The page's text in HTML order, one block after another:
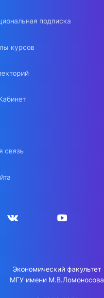
подписка
курсов
связь
Экономический факультет
МГУ имени М.В.Ломоносова